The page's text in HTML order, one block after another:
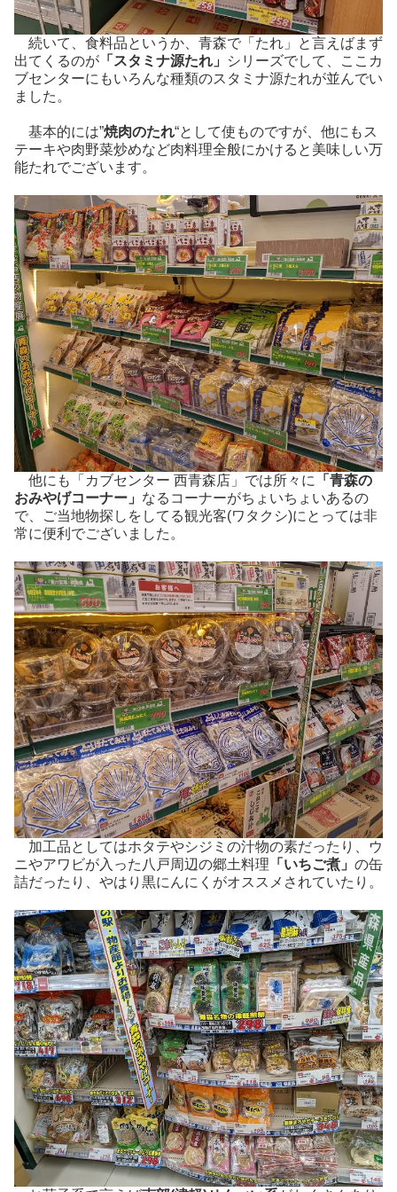
続いて、食料品というか、青森で「たれ」と言えばまず
出てくるのが 「スタミナ源たれ」
シリーズでして、ここカ
ブセンターにもいろんな種類のスタミナ源たれが並んでい
ました。
基本的には”焼肉のたれ“として使ものですが、他にもス
テーキや肉野菜炒めなど肉料理全般にかけると美味しい万
能たれでございます。
他にも「カブセンター 西青森店」では所々に
「青森の
おみやげコーナー」 なるコーナーがちょいちょいあるの
で、ご当地物探しをしてる観光客(ワタクシ)にとっては非
常に便利でございました。
加工品としてはホタテやシジミの汁物の素だったり、ウ
ニやアワビが入った八戸周辺の郷土料理 「いちご煮」 の缶
詰だったり、やはり黒にんにくがオススメされていたり。